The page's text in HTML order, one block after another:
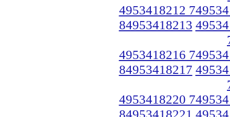
4953418212
84953418213
4953418216
84953418217
4953418220
84953418221